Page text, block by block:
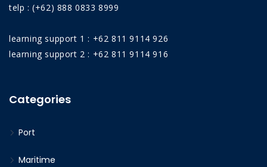
telp : (+62) 888 0833 8999
learning support 1 : +62 811 9114 926
learning support 2 : +62 811 9114 916
Categories
Port
Maritime